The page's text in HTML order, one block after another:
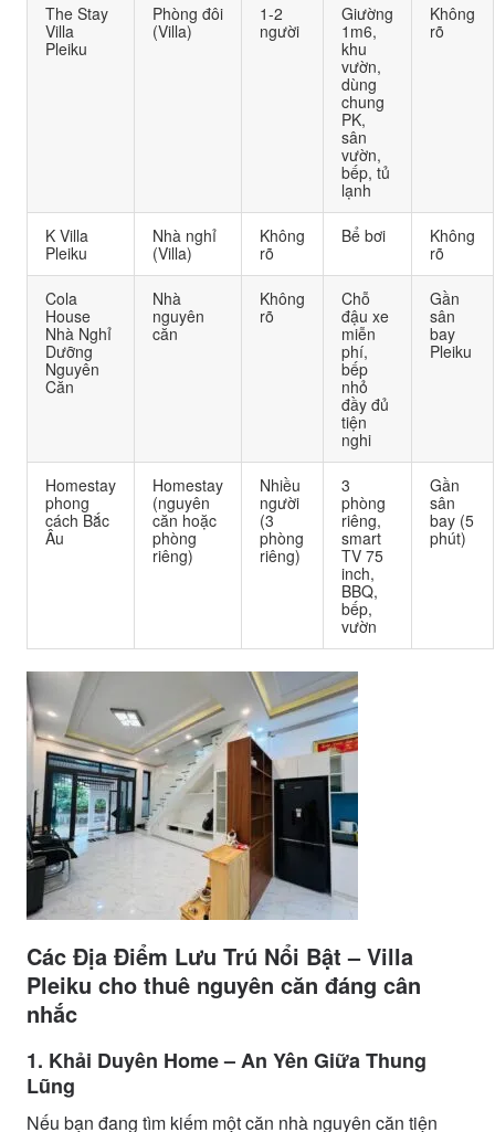
The Stay
Villa
Pleiku
Phòng đôi
(Villa)
1-2
người
Giường
1m6,
khu
vườn,
dùng
chung
PK,
sân
vườn,
bếp, tủ
lạnh
Không
rõ
K Villa
Pleiku
Nhà nghỉ
(Villa)
Không
rõ
Bể bơi
Không
rõ
Cola
House
Nhà Nghỉ
Dưỡng
Nguyên
Căn
Nhà
nguyên
căn
Không
rõ
Chỗ
đậu xe
miễn
phí,
bếp
nhỏ
đầy đủ
tiện
nghi
Gần
sân
bay
Pleiku
Homestay
phong
cách Bắc
Âu
Homestay
(nguyên
căn hoặc
phòng
riêng)
Nhiều
người
(3
phòng
riêng)
3
phòng
riêng,
smart
TV 75
inch,
BBQ,
bếp,
vườn
Gần
sân
bay (5
phút)
Các Địa Điểm Lưu Trú Nổi Bật – Villa
Pleiku cho thuê nguyên căn đáng cân
nhắc
1. Khải Duyên Home – An Yên Giữa Thung
Lũng
Nếu bạn đang tìm kiếm một căn nhà nguyên căn tiện